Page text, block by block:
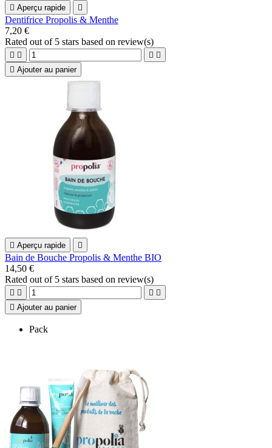
 Aperçu rapide 
Dentifrice Propolis & Menthe
7,20 €
Rated out of 5 stars based on review(s)
   
 Ajouter au panier
 Aperçu rapide 
Bain de Bouche Propolis & Menthe BIO
14,50 €
Rated out of 5 stars based on review(s)
   
 Ajouter au panier
Pack